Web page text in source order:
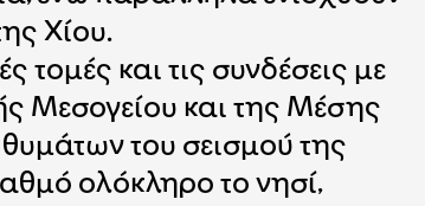
Χίου.
τομές και τις συνδέσεις με
Μεσογείου και της Μέσης
του σεισμού της
ολόκληρο το νησί,